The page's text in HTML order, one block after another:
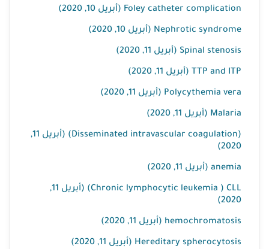
Foley catheter complication (أبريل 10, 2020)
Nephrotic syndrome (أبريل 10, 2020)
Spinal stenosis (أبريل 11, 2020)
TTP and ITP (أبريل 11, 2020)
Polycythemia vera (أبريل 11, 2020)
Malaria (أبريل 11, 2020)
(Disseminated intravascular coagulation) (أبريل 11,
2020)
anemia (أبريل 11, 2020)
Chronic lymphocytic leukemia ) CLL) (أبريل 11,
2020)
hemochromatosis (أبريل 11, 2020)
Hereditary spherocytosis (أبريل 11, 2020)